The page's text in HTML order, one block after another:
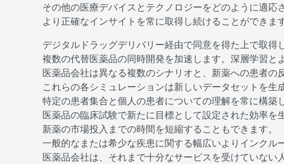
その他の医療デバイスとテクノロジーをどのように適応
より正確なインサイトを常に取得し続けることができます
デジタルドラッグデリバリー経由で同意を得た上で取得
複数の代替医薬品の同時開発を加速します。深層学習と
医薬品会社は異なる複数のシナリオと、新薬への患者の
これらの各シミュレーションは新しいデータセットを生
特定の患者集合と個人の患者についての理解を常に構築
医薬品の臨床試験で新たに目標として設定された効率を
新薬の市場投入までの時間を短縮することもできます。
一般的なまたは希少な疾患に関する幅広いよりインクル
医薬品会社は、それまで十分なサービスを受けていない